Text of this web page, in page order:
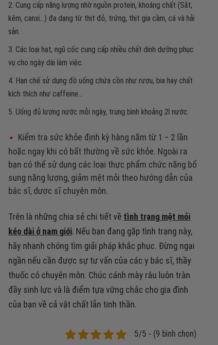
Cung cấp năng lượng nhờ nguồn protein, khoáng chất (Sắt,
kẽm, canxi…) đa dạng từ thịt đỏ, trứng, thịt gia cầm, cá và hải
sản.
Các loại hạt, ngũ cốc cung cấp nhiều chất dinh dưỡng phục
vụ cho ngày dài làm việc.
Hạn chế sử dụng đồ uống chứa cồn như rượu, bia hay chất
kích thích như caffeine…
Uống đủ lượng nước mỗi ngày, trung bình khoảng 2l nước.
Kiểm tra sức khỏe định kỳ hàng năm từ 1 – 2 lần
hoặc ngay khi có bất thường về sức khỏe. Ngoài ra
bạn có thể sử dụng các loại thực phẩm chức năng bổ
sung năng lượng, giảm mệt mỏi theo hướng dẫn của
bác sĩ, dược sĩ chuyên môn.
Trên là những chia sẻ chi tiết về tình trạng mệt mỏi
kéo dài ở nam giới. Nếu bạn đang gặp tình trạng này,
hãy nhanh chóng tìm giải pháp khắc phục. Đừng ngại
ngần nếu cần được sự tư vấn của các y bác sĩ, thầy
thuốc có chuyên môn. Chúc cánh mày râu luôn tràn
đầy sinh lực và là điểm tựa vững chắc cho gia đình
của bạn về cả vật chất lẫn tinh thần.
5/5 - (9 bình chọn)